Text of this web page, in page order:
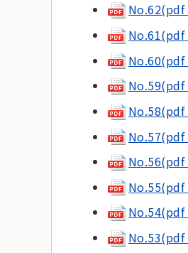
No.62(pdf
No.61(pdf
No.60(pdf
No.59(pdf
No.58(pdf
No.57(pdf
No.56(pdf
No.55(pdf
No.54(pdf
No.53(pdf